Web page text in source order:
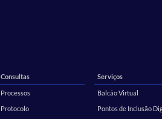
Consultas
Processos
Protocolo
Serviços
Balcão Virtual
Pontos de Inclusão